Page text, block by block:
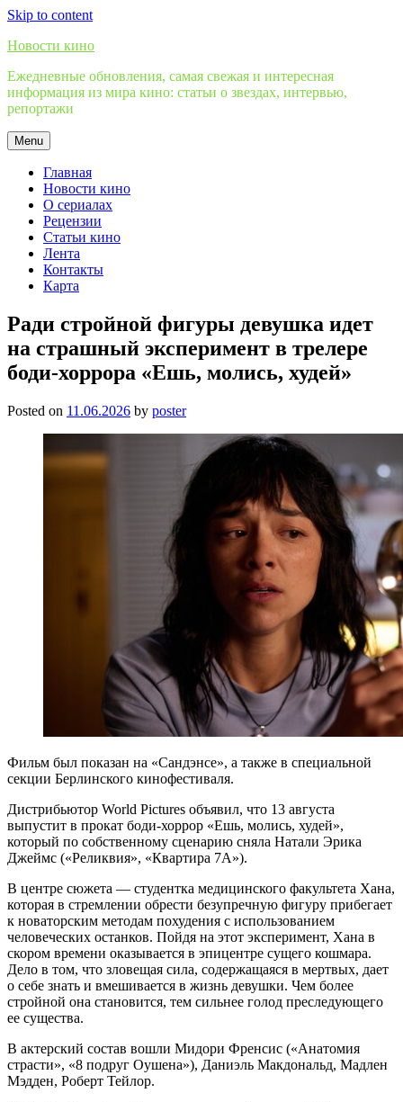
Skip to content
Новости кино
Ежедневные обновления, самая свежая и интересная
информация из мира кино: статьи о звездах, интервью,
репортажи
Menu
Главная
Новости кино
О сериалах
Рецензии
Статьи кино
Лента
Контакты
Карта
Ради стройной фигуры девушка идет
на страшный эксперимент в трелере
боди-хоррора «Ешь, молись, худей»
Posted on 11.06.2026 by poster
Фильм был показан на «Сандэнсе», а также в специальной
секции Берлинского кинофестиваля.
Дистрибьютор World Pictures объявил, что 13 августа
выпустит в прокат боди-хоррор «Ешь, молись, худей»,
который по собственному сценарию сняла Натали Эрика
Джеймс («Реликвия», «Квартира 7А»).
В центре сюжета — студентка медицинского факультета Хана,
которая в стремлении обрести безупречную фигуру прибегает
к новаторским методам похудения с использованием
человеческих останков. Пойдя на этот эксперимент, Хана в
скором времени оказывается в эпицентре сущего кошмара.
Дело в том, что зловещая сила, содержащаяся в мертвых, дает
о себе знать и вмешивается в жизнь девушки. Чем более
стройной она становится, тем сильнее голод преследующего
ее существа.
В актерский состав вошли Мидори Френсис («Анатомия
страсти», «8 подруг Оушена»), Даниэль Макдональд, Мадлен
Мэдден, Роберт Тейлор.